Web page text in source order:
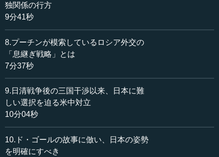
ギリスは当事者の立場です。中国と合意した「一国二制
度」が、世界の誰が見ても分かる格好で、中国によって踏
みにじられた。「香港の自由、香港の民主主義は、われわ
れが育てた」というプライドが、イギリスにはあります。
実際は返還が決まるまで必ずしもイギリスは精力的に民
なり、国連にも寄託されています。中国はこれを、言わば
紙くずのように捨て去ったわけです。どう見てもイギリス
としては許せない。
その旧宗主国としてのプライドは、われわれには分かり
かねるものがありますが、やはりイギリスはそういうとこ
独関係の行方
9分41秒
8.プーチンが模索しているロシア外交の
「息継ぎ戦略」とは
7分37秒
9.日清戦争後の三国干渉以来、日本に難
しい選択を迫る米中対立
10分04秒
10.ド・ゴールの故事に倣い、日本の姿勢
を明確にすべき